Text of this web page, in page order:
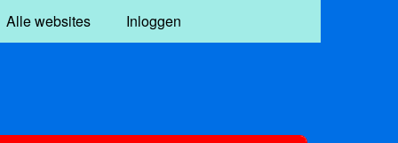
Alle websites Inloggen